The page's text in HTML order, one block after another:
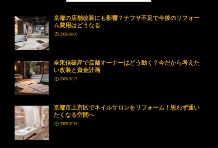
京都の店舗改装にも影響？ナフサ不足で今後のリフォー
ム費用はどうなる
2026.08.05
全東信破産で店舗オーナーはどう動く？今だから考えた
い改装と資金計画
2026.07.27
京都市上京区でネイルサロンをリフォーム！思わず通い
たくなる空間へ
2026.07.15